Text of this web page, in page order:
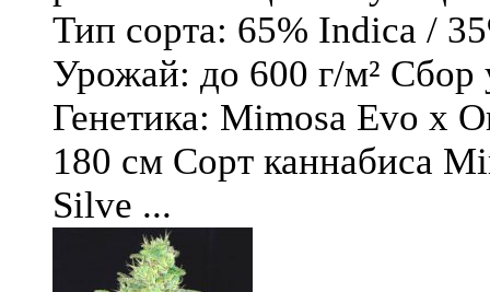
Тип сорта: 65% Indica /
Урожай: до 600 г/м² Сбор
Генетика: Mimosa Evo x
180 см Сорт каннабиса
Silve ...